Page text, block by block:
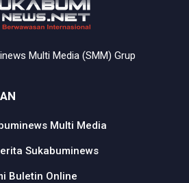
Multi Media (SMM) Grup
Multi Media
Sukabuminews
Buletin Online